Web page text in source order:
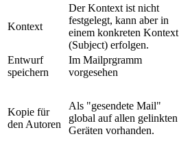
Kontext
Der Kontext ist nicht
festgelegt, kann aber in
einem konkreten Kontext
(Subject) erfolgen.
Entwurf
speichern
Im Mailprgramm
vorgesehen
Kopie für
den Autoren
Als "gesendete Mail"
global auf allen gelinkten
Geräten vorhanden.